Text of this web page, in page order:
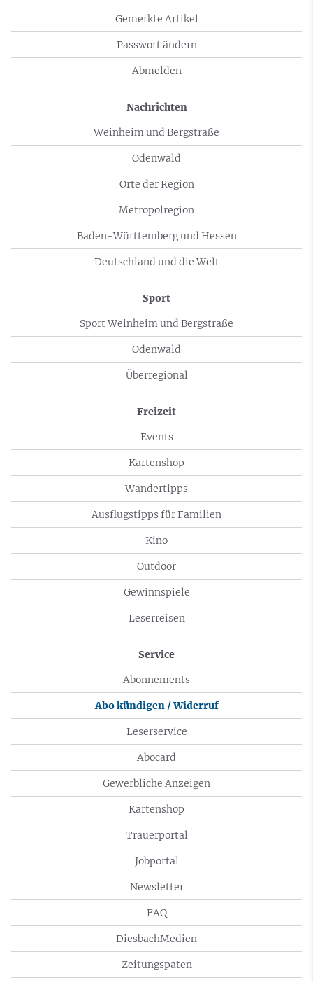
Gemerkte Artikel
Passwort ändern
Abmelden
Nachrichten
Weinheim und Bergstraße
Odenwald
Orte der Region
Metropolregion
Baden-Württemberg und Hessen
Deutschland und die Welt
Sport
Sport Weinheim und Bergstraße
Odenwald
Überregional
Freizeit
Events
Kartenshop
Wandertipps
Ausflugstipps für Familien
Kino
Outdoor
Gewinnspiele
Leserreisen
Service
Abonnements
Abo kündigen / Widerruf
Leserservice
Abocard
Gewerbliche Anzeigen
Kartenshop
Trauerportal
Jobportal
Newsletter
FAQ
DiesbachMedien
Zeitungspaten